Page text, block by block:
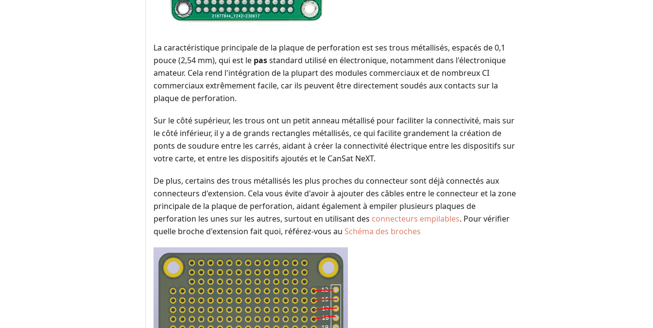
La caractéristique principale de la plaque de perforation est ses trous métallisés, espacés de 0,1
pouce (2,54 mm), qui est le passtandard utilisé en électronique, notamment dans l'électronique
amateur. Cela rend l'intégration de la plupart des modules commerciaux et de nombreux CI
commerciaux extrêmement facile, car ils peuvent être directement soudés aux contacts sur la
plaque de perforation.
Sur le côté supérieur, les trous ont un petit anneau métallisé pour faciliter la connectivité, mais sur
le côté inférieur, il y a de grands rectangles métallisés, ce qui facilite grandement la création de
ponts de soudure entre les carrés, aidant à créer la connectivité électrique entre les dispositifs sur
votre carte, et entre les dispositifs ajoutés et le CanSat NeXT.
De plus, certains des trous métallisés les plus proches du connecteur sont déjà connectés aux
connecteurs d'extension. Cela vous évite d'avoir à ajouter des câbles entre le connecteur et la zone
principale de la plaque de perforation, aidant également à empiler plusieurs plaques de
perforation les unes sur les autres, surtout en utilisant des connecteurs empilables. Pour vérifier
quelle broche d'extension fait quoi, référez-vous au Schéma des broches